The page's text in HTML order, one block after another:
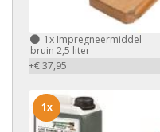
1x Impregneermiddel
bruin 2,5 liter
+€ 37,95
1x